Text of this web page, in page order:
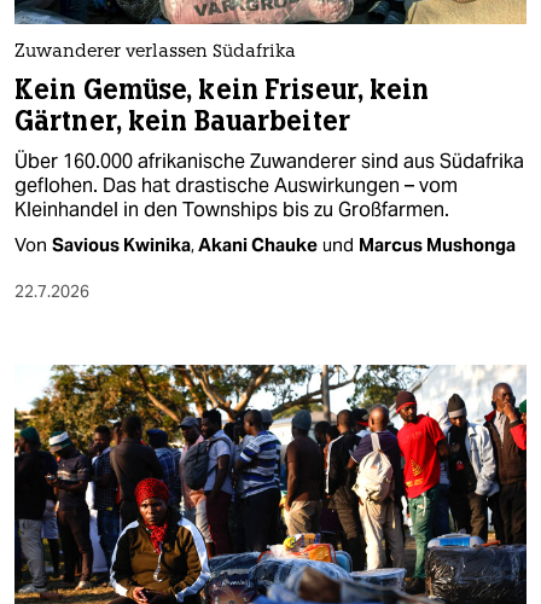
nord
wahrheit
verlag
verlag
veranstaltungen
shop
unterstützen
abo
genossenschaft
epaper login
Zuwanderer verlassen Südafrika
Kein Gemüse, kein Friseur, kein
Gärtner, kein Bauarbeiter
Über 160.000 afrikanische Zuwanderer sind aus Südafrika
geflohen. Das hat drastische Auswirkungen – vom
Kleinhandel in den Townships bis zu Großfarmen.
Von Savious Kwinika,Akani Chauke und Marcus Mushonga
22.7.2026